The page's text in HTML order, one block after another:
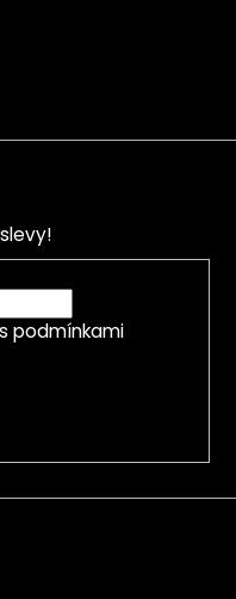
podmínkami